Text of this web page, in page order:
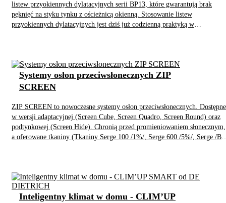
listew przyokiennych dylatacyjnych serii BP13, które gwarantują brak
pęknięć na styku tynku z ościeżnicą okienną. Stosowanie listew
przyokiennych dylatacyjnych jest dziś już codzienną praktyką w
ZIP SCREEN to nowoczesne systemy osłon przeciwsłonecznych. Dostępne
w wersji adaptacyjnej (Screen Cube, Screen Quadro, Screen Round) oraz
podtynkowej (Screen Hide). Chronią przed promieniowaniem słonecznym,
a oferowane tkaniny (Tkaniny Serge 100 /1%/, Serge 600 /5%/, Serge /BO
tradycyjnych obiektów architektonicznych.
Systemy osłon przeciwsłonecznych ZIP
SCREEN
Inteligentny klimat w domu - CLIM’UP